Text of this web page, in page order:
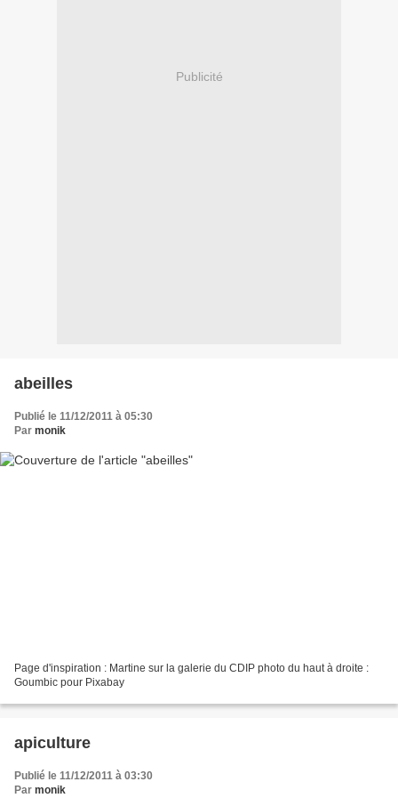
Publicité
abeilles
Publié le 11/12/2011 à 05:30
Par monik
Page d'inspiration : Martine sur la galerie du CDIP photo du haut à droite :
Goumbic pour Pixabay
apiculture
Publié le 11/12/2011 à 03:30
Par monik